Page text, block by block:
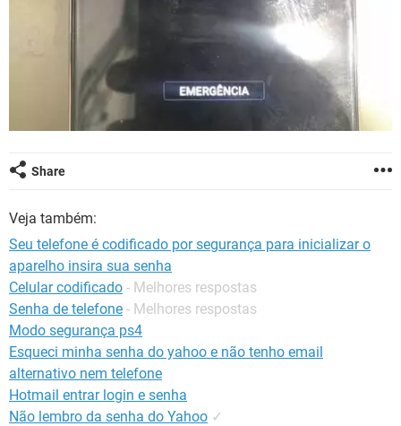
Share
Veja também:
Seu telefone é codificado por segurança para inicializar o
aparelho insira sua senha
Celular codificado - Melhores respostas
Senha de telefone - Melhores respostas
Modo segurança ps4
Esqueci minha senha do yahoo e não tenho email
alternativo nem telefone
Hotmail entrar login e senha
Não lembro da senha do Yahoo ✓